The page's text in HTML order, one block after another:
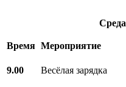
Среда
Время Мероприятие
9.00 Весёлая зарядка